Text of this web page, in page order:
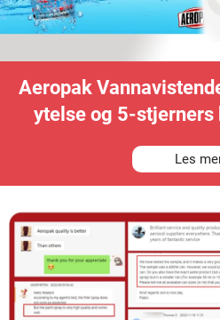
Aeropak
ytelse og 5-stjerners
Les